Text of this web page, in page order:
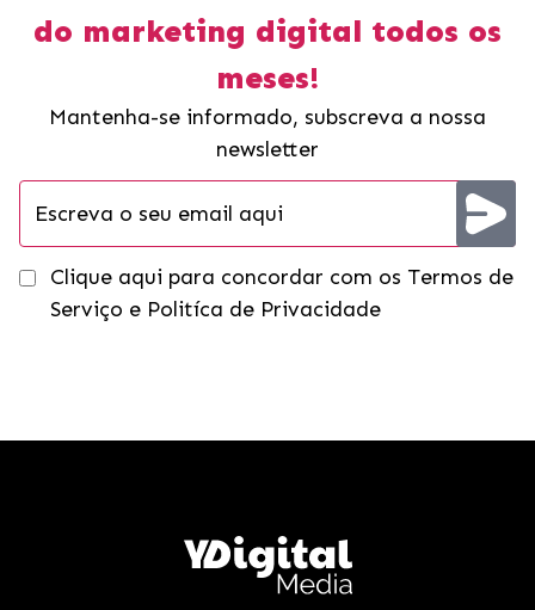
do marketing digital todos os
meses!
Mantenha-se informado, subscreva a nossa
newsletter
Clique aqui para concordar com os Termos de
Serviço e Politíca de Privacidade